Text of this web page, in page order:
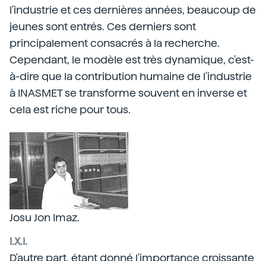
l'industrie et ces dernières années, beaucoup de
jeunes sont entrés. Ces derniers sont
principalement consacrés à la recherche.
Cependant, le modèle est très dynamique, c'est-
à-dire que la contribution humaine de l'industrie
à INASMET se transforme souvent en inverse et
cela est riche pour tous.
Josu Jon Imaz.
I.X.I.
D'autre part, étant donné l'importance croissante